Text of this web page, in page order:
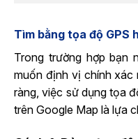
Tìm bằng tọa độ GPS
Trong trường hợp bạn
muốn định vị chính
ràng, việc sử dụng tọa
trên Google Map là lựa